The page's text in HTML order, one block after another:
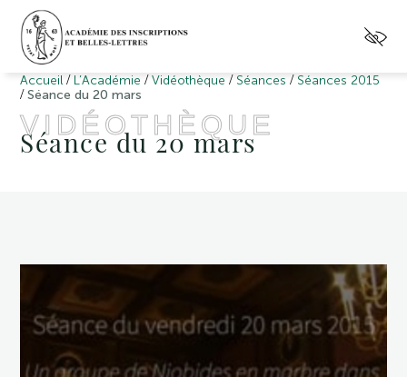
Accueil / L’Académie /Vidéothèque / Séances / Séances 2015
/Séance du 20 mars
VIDÉOTHÈQUE
Séance du 20 mars